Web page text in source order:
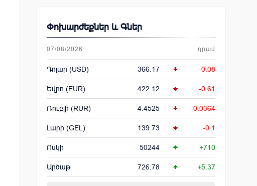
Փոխարժեքներ և Գներ
07/08/2026 դրամ
Դոլար (USD) 366.17 -0.08
Եվրո (EUR) 422.12 -0.61
Ռուբլի (RUR) 4.4525 -0.0364
Լարի (GEL) 139.73 -0.1
Ոսկի 50244 +710
Արծաթ 726.78 +5.37